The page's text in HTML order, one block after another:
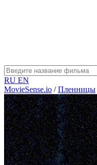
RU EN
MovieSense.io / Пленницы